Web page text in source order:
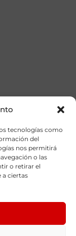
tecnologías como
del
nos permitirá
o las
o retirar el
ciertas
28914 Leganés